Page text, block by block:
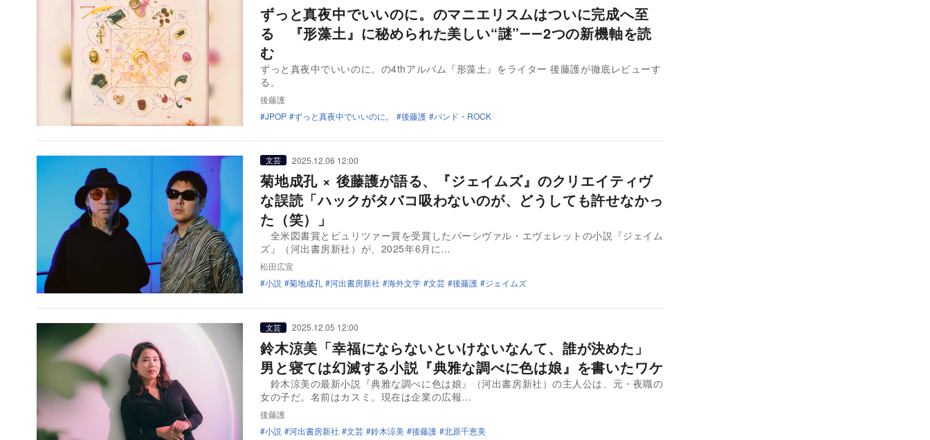
ずっと真夜中でいいのに。のマニエリスムはついに完成へ至
る 『形藻土』に秘められた美しい“謎”――2つの新機軸を読
む
ずっと真夜中でいいのに。の4thアルバム『形藻土』をライター 後藤護が徹底レビューす
る。
後藤護
JPOP
ずっと真夜中でいいのに。 後藤護 バンド・ROCK
文芸 2025.12.06 12:00
菊地成孔 × 後藤護が語る、『ジェイムズ』のクリエイティヴ
な誤読「ハックがタバコ吸わないのが、どうしても許せなかっ
た（笑）」
全米図書賞とピュリツァー賞を受賞したパーシヴァル・エヴェレットの小説『ジェイム
ズ』（河出書房新社）が、2025年6月に…
松田広宣
小説
菊地成孔 河出書房新社 海外文学 文芸 後藤護 ジェイムズ
文芸 2025.12.05 12:00
鈴木涼美「幸福にならないといけないなんて、誰が決めた」
男と寝ては幻滅する小説『典雅な調べに色は娘』を書いたワケ
鈴木涼美の最新小説『典雅な調べに色は娘』（河出書房新社）の主人公は、元・夜職の
女の子だ。名前はカスミ。現在は企業の広報…
後藤護
小説
河出書房新社 文芸 鈴木涼美 後藤護 北原千恵美